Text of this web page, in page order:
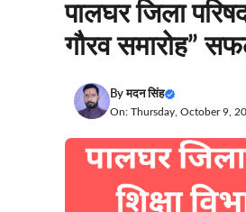
पालघर जिला
गौरव समारोह”
Byमदन सिंह
On: Thursday, October 9,